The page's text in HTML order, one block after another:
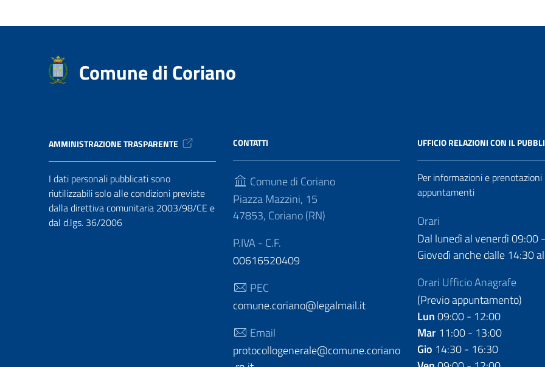
Comune di Coriano
AMMINISTRAZIONE TRASPARENTE
I dati personali pubblicati sono
riutilizzabili solo alle condizioni previste
dalla direttiva comunitaria 2003/98/CE e
dal d.lgs. 36/2006
CONTATTI
Comune di Coriano
Piazza Mazzini, 15
47853, Coriano (RN)
P.IVA - C.F.
00616520409
PEC
comune.coriano@legalmail.it
Email
protocollogenerale@comune.coriano
UFFICIO RELAZIONI CON IL
Per informazioni e prenotazioni
appuntamenti
Orari
Dal lunedì al venerdì 09:00
Giovedì anche dalle 14:30
Orari Ufficio Anagrafe
(Previo appuntamento)
Lun09:00 - 12:00
Mar 11:00 - 13:00
Gio 14:30 - 16:30